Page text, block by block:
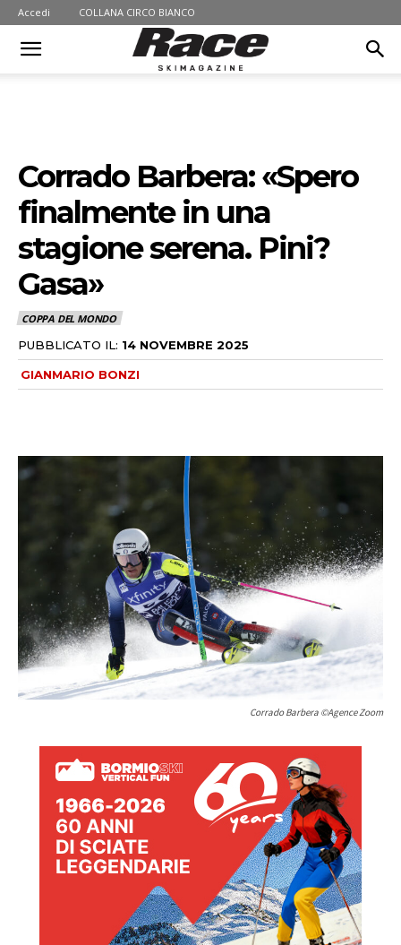
Accedi COLLANA CIRCO BIANCO
Corrado Barbera: «Spero
finalmente in una
stagione serena. Pini?
Gasa»
COPPA DEL MONDO
PUBBLICATO IL: 14 NOVEMBRE 2025
GIANMARIO BONZI
Corrado Barbera ©Agence Zoom